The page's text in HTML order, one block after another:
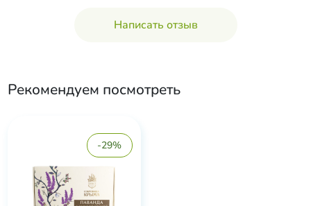
Написать отзыв
Рекомендуем посмотреть
-29%